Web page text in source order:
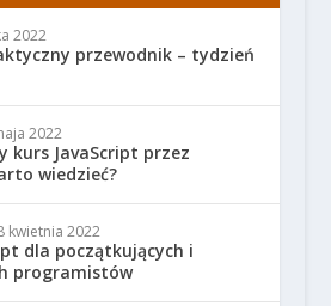
2022
przewodnik – tydzień
2022
kurs JavaScript przez
wiedzieć?
kwietnia 2022
dla początkujących i
programistów